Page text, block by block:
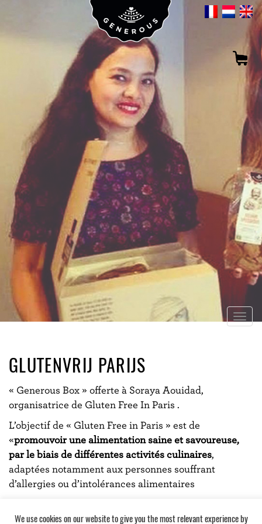
GLUTENVRIJ PARIJS
« Generous Box » offerte à Soraya Aouidad,
organisatrice de Gluten Free In Paris .
L’objectif de « Gluten Free in Paris » est de
«promouvoir une alimentation saine et savoureuse,
par le biais de différentes activités culinaires,
adaptées notamment aux personnes souffrant
d’allergies ou d’intolérances alimentaires
We use cookies on our website to give you the most relevant experience by